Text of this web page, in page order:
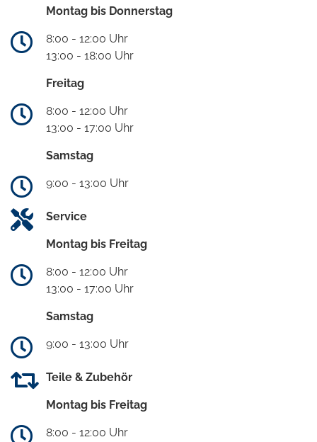
Montag bis Donnerstag
8:00 - 12:00 Uhr
13:00 - 18:00 Uhr
Freitag
8:00 - 12:00 Uhr
13:00 - 17:00 Uhr
Samstag
9:00 - 13:00 Uhr
Service
Montag bis Freitag
8:00 - 12:00 Uhr
13:00 - 17:00 Uhr
Samstag
9:00 - 13:00 Uhr
Teile & Zubehör
Montag bis Freitag
8:00 - 12:00 Uhr